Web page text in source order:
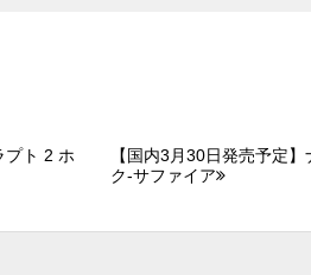
プト 2 ホ
【国内3月30日発売予定
ク-サファイア